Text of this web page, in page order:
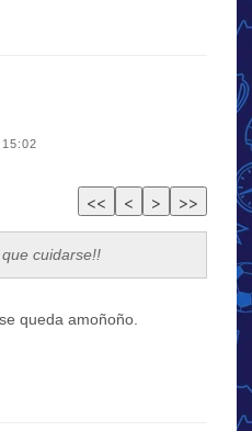
cuidarse!!
queda amoñoño.